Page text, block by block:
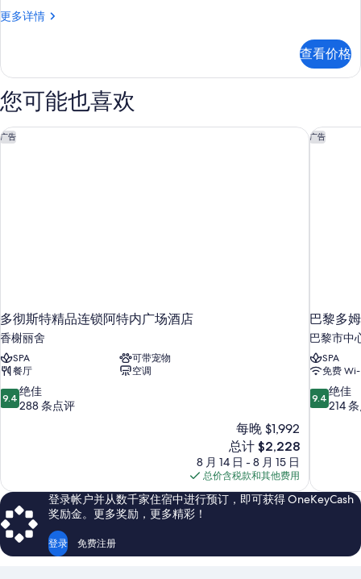
的
有
照
片
更多详情
客
信
息
查看价格
您可能也喜欢
广告
多彻斯特精品连锁阿特内广场酒店
香榭丽舍
SPA
可带宠物
餐厅
空调
9.4
分，
288
条
点
评
9.4 绝佳
288 条点评
每晚 $1,992
新
价
格
$2,228
总计 $2,228
8 月 14 日 - 8 月 15 日
总价含税款和其他费用
多彻斯特精品连锁阿特内广场酒店 广告
巴黎多
巴黎市中
SPA
免费
9.4
分，
214
条
9.4 绝佳
214
巴黎多
登录帐户并从数千家住宿中进行预订，即可获得 OneKeyCash
奖励金。更多奖励，更多精彩！
登录 免费注册